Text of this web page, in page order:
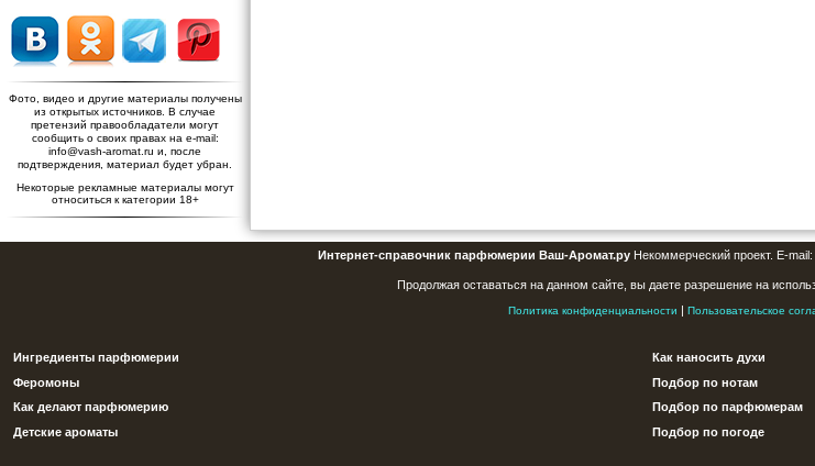
Фото, видео и другие материалы получены
из открытых источников. В случае
претензий правообладатели могут
сообщить о своих правах на e-mail:
info@vash-aromat.ru и, после
подтверждения, материал будет убран.
Некоторые рекламные материалы могут
относиться к категории 18+
Интернет-справочник парфюмерии Ваш-Аромат.руНекоммерческий проект. E-
Продолжая оставаться на данном сайте, вы даете разрешение на
Политика конфиденциальности | Пользовательское
Ингредиенты парфюмерии
Феромоны
Как делают парфюмерию
Детские ароматы
Как наносить духи
Подбор по нотам
Подбор по парфюмерам
Подбор по погоде